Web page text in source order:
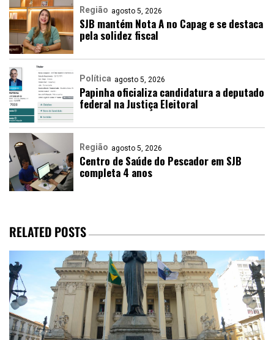
Região agosto 5, 2026
SJB mantém Nota A no Capag e se destaca
pela solidez fiscal
Política agosto 5, 2026
Papinha oficializa candidatura a deputado
federal na Justiça Eleitoral
Região agosto 5, 2026
Centro de Saúde do Pescador em SJB
completa 4 anos
RELATED POSTS